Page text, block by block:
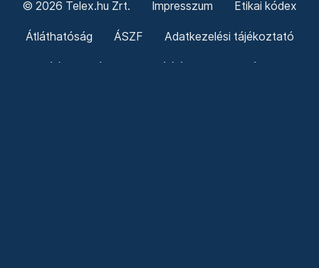
© 2026 Telex.hu Zrt. Impresszum Etikai kódex
Átláthatóság ÁSZF Adatkezelési tájékoztató
Sütitájékoztató Süti beállítások Szabályzatok